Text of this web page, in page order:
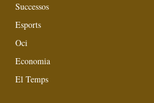
Successos
Esports
Oci
Economia
El Temps